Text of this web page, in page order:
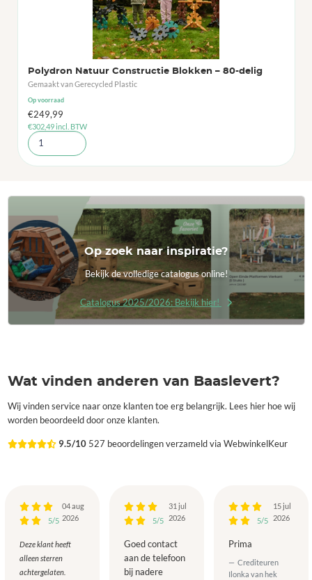
Polydron Natuur Constructie Blokken – 80-delig
Gemaakt van Gerecycled Plastic
Op voorraad
€249,99
€302,49incl. BTW
Op zoek naar inspiratie?
Bekijk de volledige catalogus online!
Catalogus 2025/2026: Bekijk hier!
Wat vinden anderen van Baaslevert?
Wij vinden service naar onze klanten toe erg belangrijk. Lees hier hoe wij
worden beoordeeld door onze klanten.
9.5/10 527 beoordelingen verzameld via WebwinkelKeur
5/5
04 aug
2026
Deze klant heeft
alleen sterren
achtergelaten.
5/5
31 jul
2026
Goed contact
aan de telefoon
bij nadere
5/5
15 jul
2026
Prima
Crediteuren
Ilonka van hek